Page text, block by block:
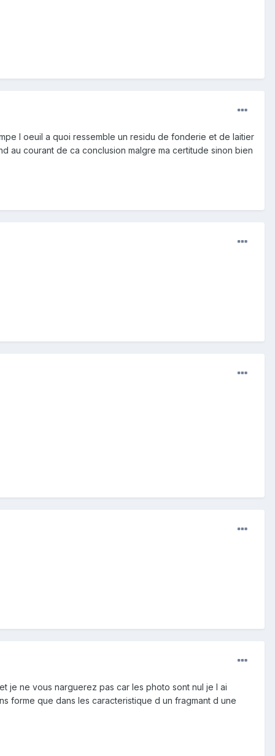
l oeuil a quoi ressemble un residu de fonderie et de laitier
au courant de ca conclusion malgre ma certitude sinon bien
je ne vous narguerez pas car les photo sont nul je l ai
forme que dans les caracteristique d un fragmant d une